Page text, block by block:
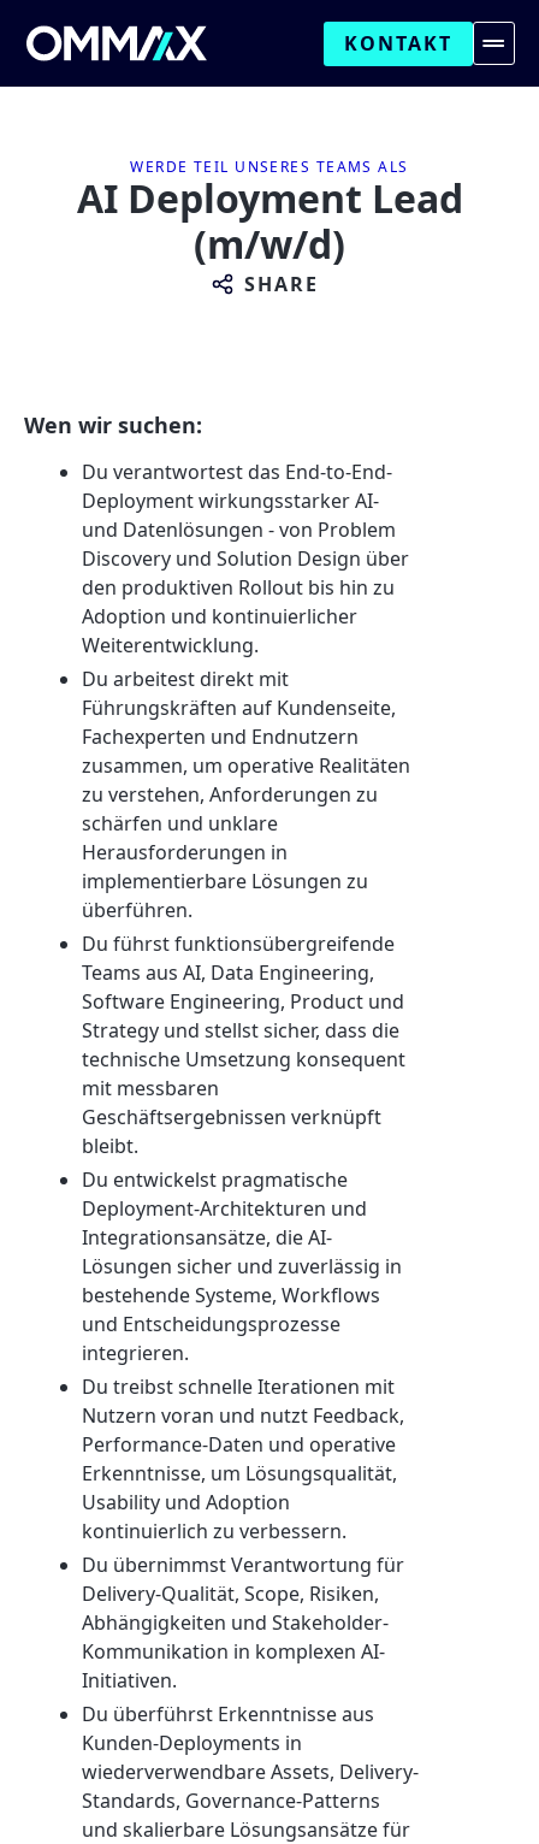
KONTAKT
WERDE TEIL UNSERES TEAMS ALS
AI Deployment Lead
(m/w/d)
SHARE
Wen wir suchen:
Du verantwortest das End-to-End-
Deployment wirkungsstarker AI-
und Datenlösungen - von Problem
Discovery und Solution Design über
den produktiven Rollout bis hin zu
Adoption und kontinuierlicher
Weiterentwicklung.
Du arbeitest direkt mit
Führungskräften auf Kundenseite,
Fachexperten und Endnutzern
zusammen, um operative Realitäten
zu verstehen, Anforderungen zu
schärfen und unklare
Herausforderungen in
implementierbare Lösungen zu
überführen.
Du führst funktionsübergreifende
Teams aus AI, Data Engineering,
Software Engineering, Product und
Strategy und stellst sicher, dass die
technische Umsetzung konsequent
mit messbaren
Geschäftsergebnissen verknüpft
bleibt.
Du entwickelst pragmatische
Deployment-Architekturen und
Integrationsansätze, die AI-
Lösungen sicher und zuverlässig in
bestehende Systeme, Workflows
und Entscheidungsprozesse
integrieren.
Du treibst schnelle Iterationen mit
Nutzern voran und nutzt Feedback,
Performance-Daten und operative
Erkenntnisse, um Lösungsqualität,
Usability und Adoption
kontinuierlich zu verbessern.
Du übernimmst Verantwortung für
Delivery-Qualität, Scope, Risiken,
Abhängigkeiten und Stakeholder-
Kommunikation in komplexen AI-
Initiativen.
Du überführst Erkenntnisse aus
Kunden-Deployments in
wiederverwendbare Assets, Delivery-
Standards, Governance-Patterns
und skalierbare Lösungsansätze für